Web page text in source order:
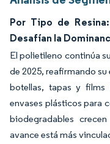
Por Tipo de
Desafían la
El polietileno continúa
de 2025, reafirmando
botellas, tapas y films
envases plásticos para
biodegradables
avance está más